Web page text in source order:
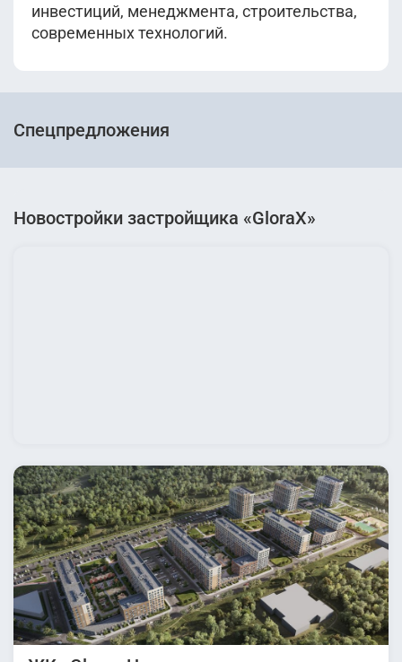
инвестиций, менеджмента, строительства,
современных технологий.
Спецпредложения
Новостройки застройщика «GloraX»